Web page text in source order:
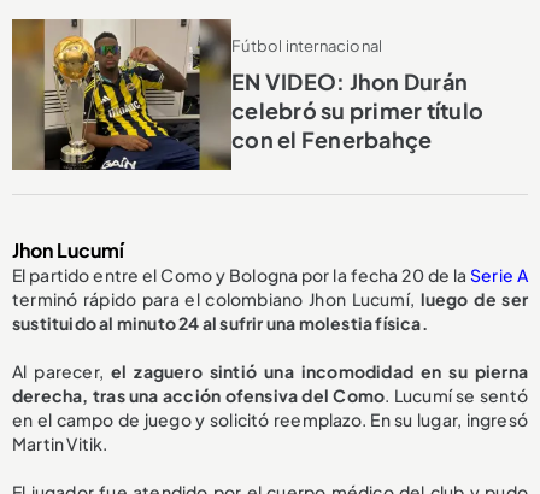
Fútbol internacional
EN VIDEO: Jhon Durán
celebró su primer título
con el Fenerbahçe
Jhon Lucumí
El partido entre el Como y Bologna por la fecha 20 de laSerie A
terminó rápido para el colombiano Jhon Lucumí, luego de ser
sustituido al minuto 24 al sufrir una molestia física.
Al parecer,el zaguero sintió una incomodidad en su pierna
derecha, tras una acción ofensiva del Como. Lucumí se sentó
en el campo de juego y solicitó reemplazo. En su lugar, ingresó
Martin Vitik.